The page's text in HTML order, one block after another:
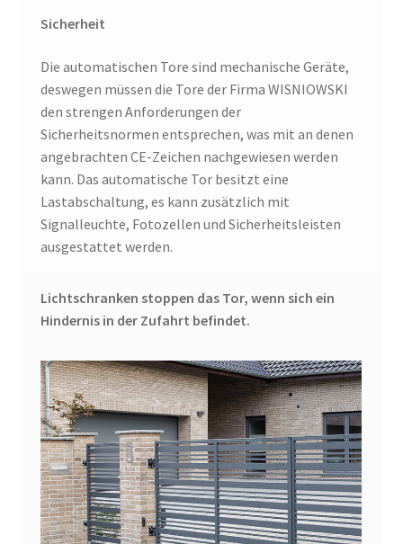
Sicherheit
Die automatischen Tore sind mechanische Geräte,
deswegen müssen die Tore der Firma WISNIOWSKI
den strengen Anforderungen der
Sicherheitsnormen entsprechen, was mit an denen
angebrachten CE-Zeichen nachgewiesen werden
kann. Das automatische Tor besitzt eine
Lastabschaltung, es kann zusätzlich mit
Signalleuchte, Fotozellen und Sicherheitsleisten
ausgestattet werden.
Lichtschranken stoppen das Tor, wenn sich ein
Hindernis in der Zufahrt befindet.